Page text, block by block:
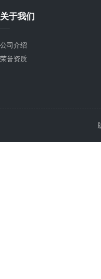
关于我们
公司介绍
荣誉资质